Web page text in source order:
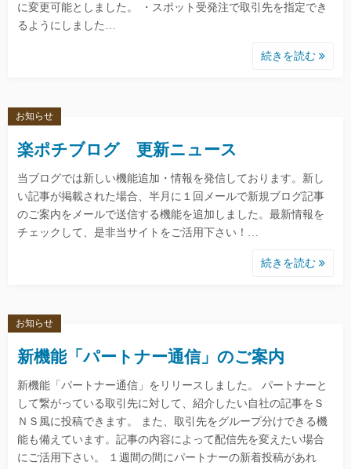
に変更可能としました。 ・スポット受発注で取引先を指定でき
るようにしました…
続きを読む
楽ポチブログ 更新ニュース
当ブログでは新しい機能追加・情報を発信しております。新し
い記事が掲載された場合、半月に１回メールで新規ブログ記事
のご案内をメールで送信する機能を追加しました。最新情報を
チェックして、是非当サイトをご活用下さい！…
続きを読む
お知らせ
新機能「パートナー通信」のご案内
新機能「パートナー通信」をリリースしました。 パートナーと
して繋がっている取引先に対して、紹介したい自社の記事をＳ
ＮＳ風に投稿できます。 また、取引先をグループ分けできる機
能も備えています。記事の内容によって配信先を変えたい場合
にご活用下さい。 １週間の間にパートナーの新着投稿があれ
お知らせ